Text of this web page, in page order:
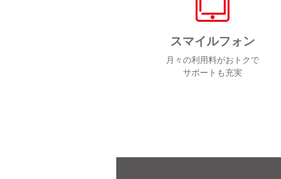
スマイルフォン
月々の利用料がおトクで
サポートも充実